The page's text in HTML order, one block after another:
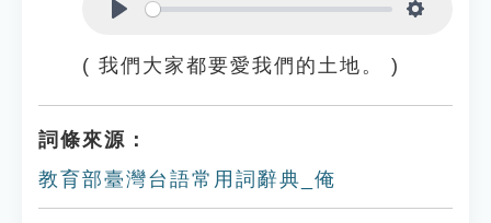
( 我們大家都要愛我們的土地。 )
詞條來源：
教育部臺灣台語常用詞辭典_俺